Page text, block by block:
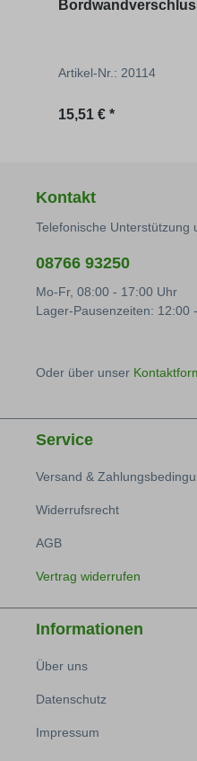
Artikel-Nr.: 20114
Regulärer Preis:
15,51 € *
Kontakt
Telefonische Unterstützung
08766 93250
Mo-Fr, 08:00 - 17:00 Uhr
Lager-Pausenzeiten: 12:00
Oder über unser
Service
Versand &
Widerrufsrecht
AGB
Vertrag widerrufen
Informationen
Über uns
Datenschutz
Impressum